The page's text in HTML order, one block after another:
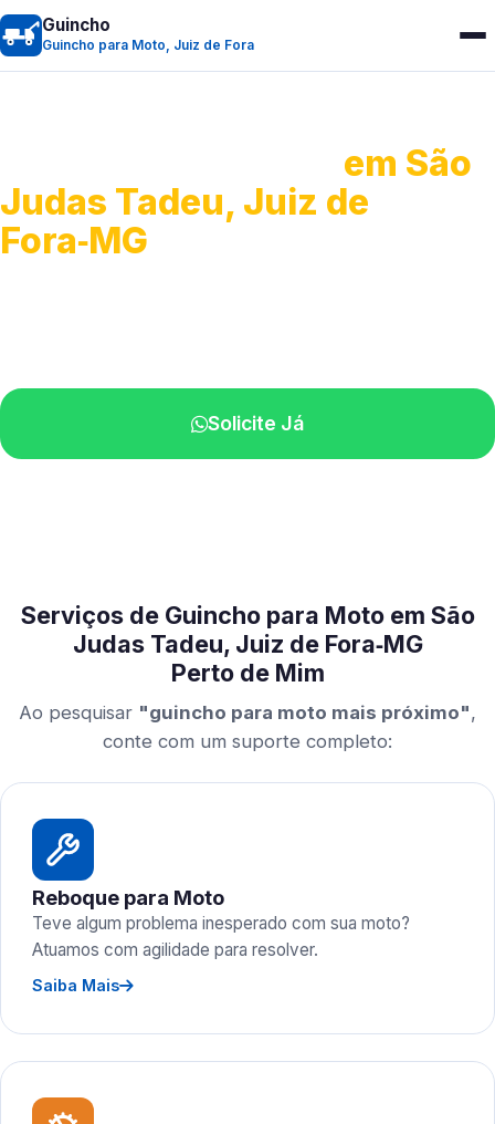
Guincho
Guincho para Moto, Juiz de Fora
em São
Judas Tadeu, Juiz de
Fora‑MG
Solicite Já
Serviços de Guincho para Moto em São
Judas Tadeu, Juiz de Fora‑MG
Perto de Mim
Ao pesquisar "guincho para moto mais próximo",
conte com um suporte completo:
Reboque para Moto
Teve algum problema inesperado com sua moto?
Atuamos com agilidade para resolver.
Saiba Mais